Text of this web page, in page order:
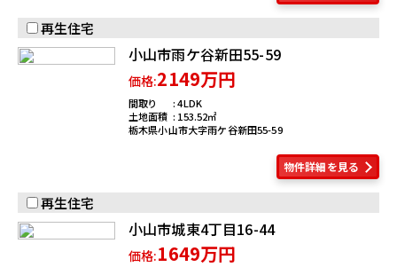
再生住宅
小山市雨ケ谷新田55-59
価格:2149万円
栃木県小山市大字雨ケ谷新田55-59
間取り
4LDK
土地面積
153.52
物件詳細を見る
再生住宅
小山市城東4丁目16-44
価格:1649万円